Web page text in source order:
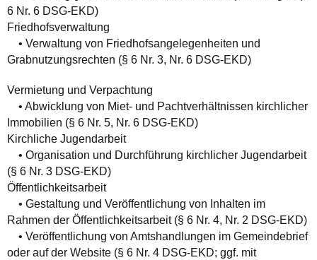
6 Nr. 6 DSG-EKD)
Friedhofsverwaltung
• Verwaltung von Friedhofsangelegenheiten und
Grabnutzungsrechten (§ 6 Nr. 3, Nr. 6 DSG-EKD)
Vermietung und Verpachtung
• Abwicklung von Miet- und Pachtverhältnissen kirchlicher
Immobilien (§ 6 Nr. 5, Nr. 6 DSG-EKD)
Kirchliche Jugendarbeit
• Organisation und Durchführung kirchlicher Jugendarbeit
(§ 6 Nr. 3 DSG-EKD)
Öffentlichkeitsarbeit
• Gestaltung und Veröffentlichung von Inhalten im
Rahmen der Öffentlichkeitsarbeit (§ 6 Nr. 4, Nr. 2 DSG-EKD)
• Veröffentlichung von Amtshandlungen im Gemeindebrief
oder auf der Website (§ 6 Nr. 4 DSG-EKD; ggf. mit